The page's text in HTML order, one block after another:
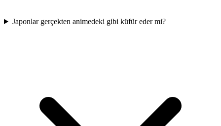
Japonlar gerçekten animedeki gibi küfür eder mi?